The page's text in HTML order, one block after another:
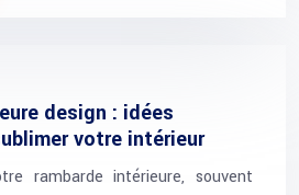
design : idées
votre intérieur
rambarde intérieure, souvent